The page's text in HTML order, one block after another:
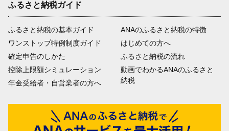
ふるさと納税ガイド
ふるさと納税の基本ガイド
ワンストップ特例制度ガイド
確定申告のしかた
控除上限額シミュレーション
年金受給者・自営業者の方へ
ANAのふるさと納税の特徴
はじめての方へ
ふるさと納税の流れ
動画でわかるANAのふるさと
納税